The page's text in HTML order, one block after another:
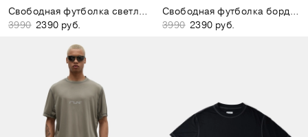
Свободная футболка светло-голубая
3990 2390 руб.
Свободная футболка бордово-коричневая
3990 2390 руб.